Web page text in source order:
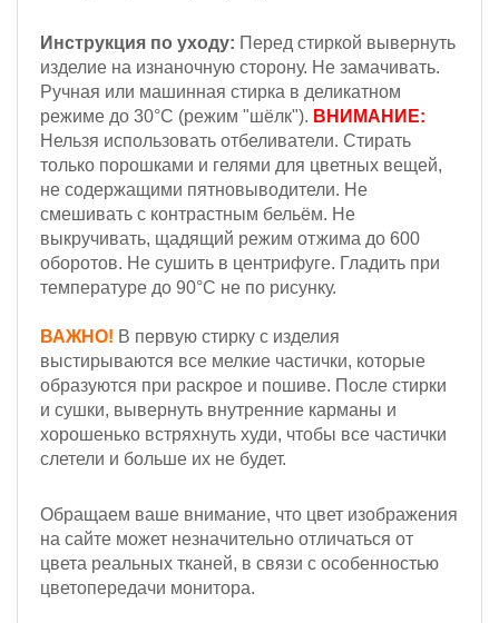
Инструкция по уходу: Перед стиркой вывернуть
изделие на изнаночную сторону. Не замачивать.
Ручная или машинная стирка в деликатном
режиме до 30°С (режим "шёлк"). ВНИМАНИЕ:
Нельзя использовать отбеливатели. Стирать
только порошками и гелями для цветных вещей,
не содержащими пятновыводители. Не
смешивать с контрастным бельём. Не
выкручивать, щадящий режим отжима до 600
оборотов. Не сушить в центрифуге. Гладить при
температуре до 90°С не по рисунку.
ВАЖНО! В первую стирку с изделия
выстирываются все мелкие частички, которые
образуются при раскрое и пошиве. После стирки
и сушки, вывернуть внутренние карманы и
хорошенько встряхнуть худи, чтобы все частички
слетели и больше их не будет.
Обращаем ваше внимание, что цвет изображения
на сайте может незначительно отличаться от
цвета реальных тканей, в связи с особенностью
цветопередачи монитора.